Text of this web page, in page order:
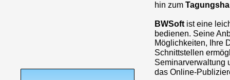
hin zum
BWSoft ist eine
bedienen. Seine
Möglichkeiten, Ihre
Schnittstellen
Seminarverwaltung
das Online-